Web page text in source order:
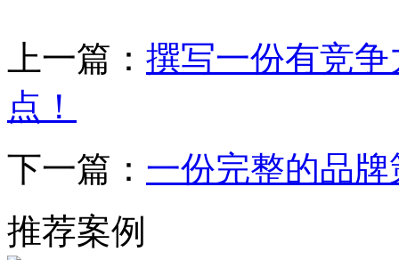
上一篇： 撰写一份有竞
点！
下一篇： 一份完整的品
推荐案例